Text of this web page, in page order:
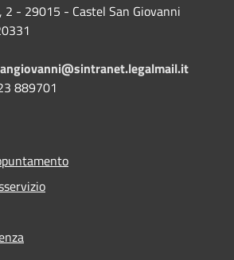
2 - 29015 - Castel San Giovanni
889701